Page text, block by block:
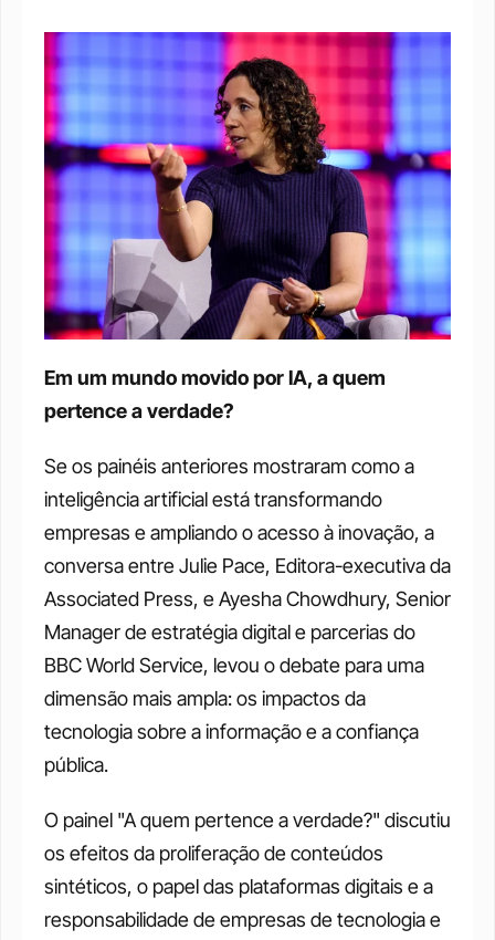
Em um mundo movido por IA, a quem
pertence a verdade?
Se os painéis anteriores mostraram como a
inteligência artificial está transformando
empresas e ampliando o acesso à inovação, a
conversa entre Julie Pace, Editora-executiva da
Associated Press, e Ayesha Chowdhury, Senior
Manager de estratégia digital e parcerias do
BBC World Service, levou o debate para uma
dimensão mais ampla: os impactos da
tecnologia sobre a informação e a confiança
pública.
O painel "A quem pertence a verdade?" discutiu
os efeitos da proliferação de conteúdos
sintéticos, o papel das plataformas digitais e a
responsabilidade de empresas de tecnologia e